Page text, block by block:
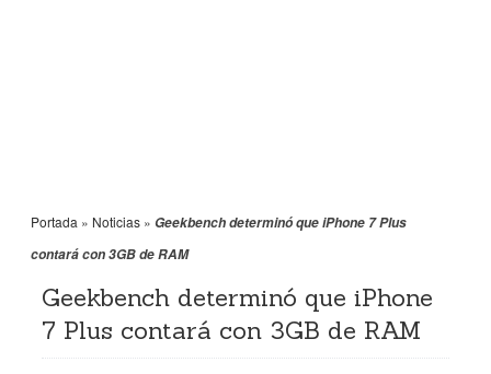
Portada » Noticias » Geekbench determinó que iPhone 7 Plus
contará con 3GB de RAM
Geekbench determinó que iPhone
7 Plus contará con 3GB de RAM